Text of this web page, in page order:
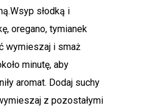
słodką i
oregano, tymianek
wymieszaj i smaż
minutę, aby
aromat. Dodaj suchy
z pozostałymi